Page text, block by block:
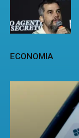
ECONOMIA